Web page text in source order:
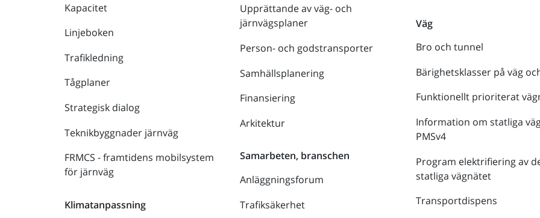
Kapacitet
Linjeboken
Trafikledning
Tågplaner
Strategisk dialog
Teknikbyggnader järnväg
FRMCS - framtidens mobilsystem
för järnväg
Klimatanpassning
Upprättande av väg- och
järnvägsplaner
Person- och godstransporter
Samhällsplanering
Finansiering
Arkitektur
Samarbeten, branschen
Anläggningsforum
Trafiksäkerhet
Väg
Bro och tunnel
Bärighetsklasser på väg
Funktionellt prioriterat
Information om statliga
PMSv4
Program elektrifiering av
statliga vägnätet
Transportdispens